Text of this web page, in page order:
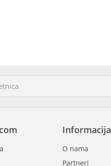
Informacija
O nama
Partneri